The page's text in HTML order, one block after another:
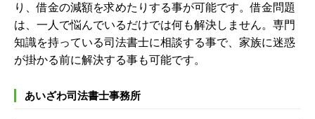
り、借金の減額を求めたりする事が可能です。借金問題
は、一人で悩んでいるだけでは何も解決しません。専門
知識を持っている司法書士に相談する事で、家族に迷惑
が掛かる前に解決する事も可能です。
あいざわ司法書士事務所